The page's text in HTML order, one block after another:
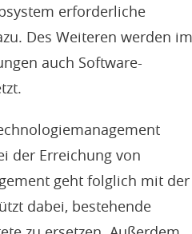
erforderliche
Des Weiteren werden
auch Software-
der Erreichung von
geht folglich mit der
dabei, bestehende